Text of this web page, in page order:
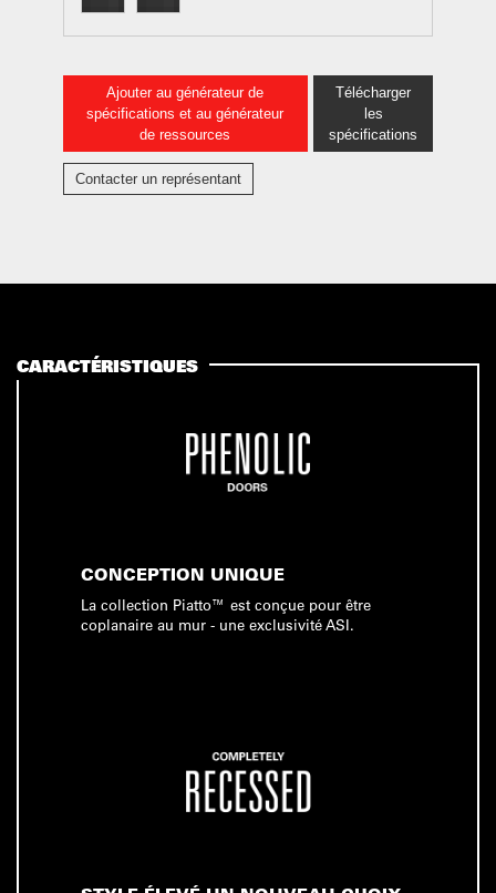
Ajouter au générateur de
spécifications et au générateur
de ressources
Télécharger
les
spécifications
Contacter un représentant
CARACTÉRISTIQUES
CONCEPTION UNIQUE
La collection Piatto™ est conçue pour être
coplanaire au mur - une exclusivité ASI.